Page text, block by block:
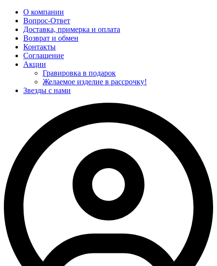
О компании
Вопрос-Ответ
Доставка, примерка и оплата
Возврат и обмен
Контакты
Соглашение
Акции
Гравировка в подарок
Желаемое изделие в рассрочку!
Звезды с нами